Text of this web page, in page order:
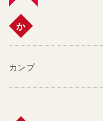
か
カンプ